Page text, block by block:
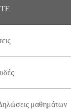
μαθημάτων